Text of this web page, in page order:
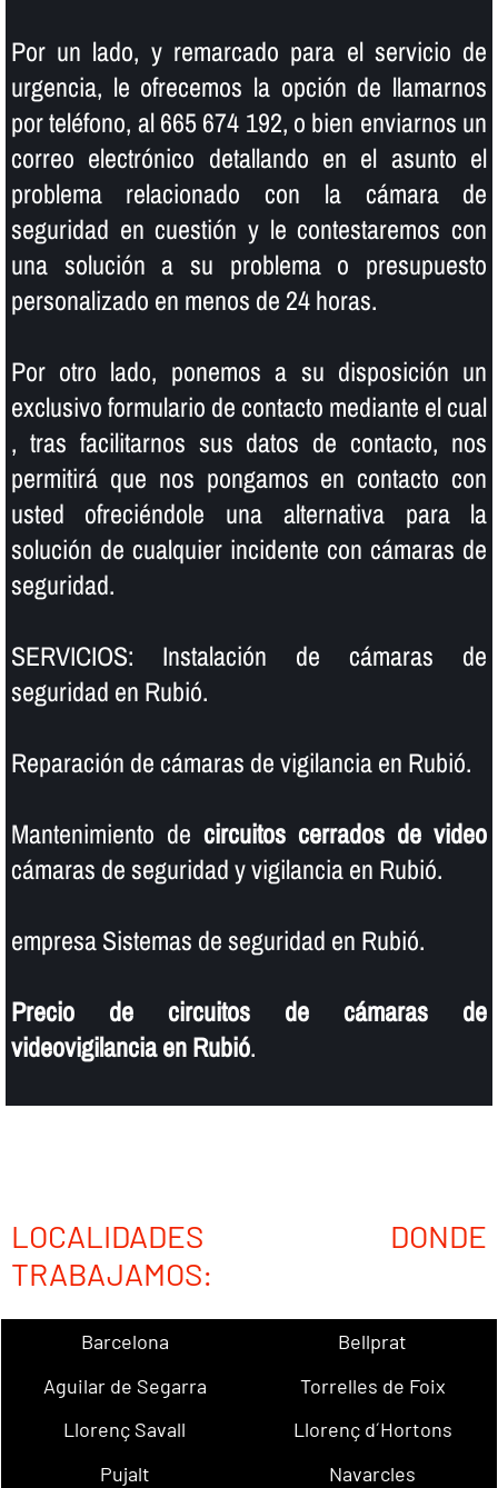
Por un lado, y remarcado para el servicio de
urgencia, le ofrecemos la opción de llamarnos
por teléfono, al 665 674 192, o bien enviarnos un
correo electrónico detallando en el asunto el
problema relacionado con la cámara de
seguridad en cuestión y le contestaremos con
una solución a su problema o presupuesto
personalizado en menos de 24 horas.
Por otro lado, ponemos a su disposición un
exclusivo formulario de contacto mediante el cual
, tras facilitarnos sus datos de contacto, nos
permitirá que nos pongamos en contacto con
usted ofreciéndole una alternativa para la
solución de cualquier incidente con cámaras de
seguridad.
SERVICIOS: Instalación de cámaras de
seguridad en Rubió.
Reparación de cámaras de vigilancia en Rubió.
Mantenimiento de circuitos cerrados de video
cámaras de seguridad y vigilancia en Rubió.
empresa Sistemas de seguridad en Rubió.
Precio de circuitos de cámaras de
videovigilancia en Rubió.
LOCALIDADES DONDE
TRABAJAMOS:
Barcelona
Bellprat
Aguilar de Segarra
Torrelles de Foix
Llorenç Savall
Llorenç d´Hortons
Pujalt
Navarcles